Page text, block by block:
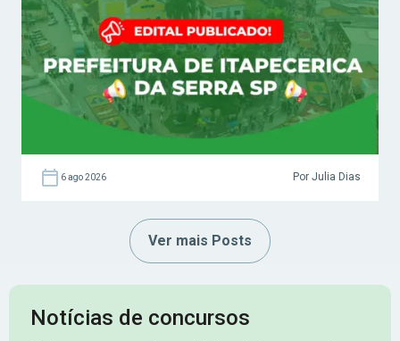
6 ago 2026 Por Julia Dias
Ver mais Posts
Notícias de concursos